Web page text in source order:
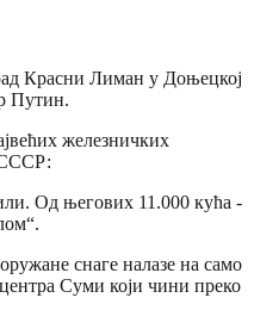
Красни Лиман у Доњецкој
Путин.
железничких
Од његових 11.000 кућа -
снаге налазе на само
Суми који чини преко